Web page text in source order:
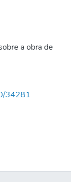
a obra de
34281